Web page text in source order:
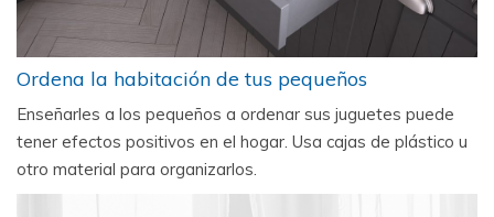
Ordena la habitación de tus pequeños
Enseñarles a los pequeños a ordenar sus juguetes puede
tener efectos positivos en el hogar. Usa cajas de plástico u
otro material para organizarlos.